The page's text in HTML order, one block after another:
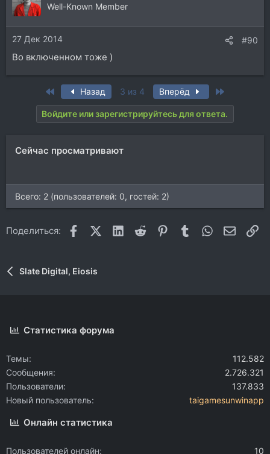
Well-Known Member
27 Дек 2014 #90
Во включенном тоже )
First Назад 3 из 4 Вперёд
Войдите или зарегистрируйтесь для ответа.
Сейчас просматривают
Всего: 2 (пользователей: 0, гостей: 2)
Поделиться: FacebookX (Twitter)
LinkedIn
Reddit Pinterest
Tumblr WhatsApp
Slate Digital, Eiosis
Статистика форума
Темы
112.582
Сообщения
2.726.321
Пользователи
137.833
Новый пользователь
taigamesunwinapp
Онлайн статистика
Пользователей онлайн
10